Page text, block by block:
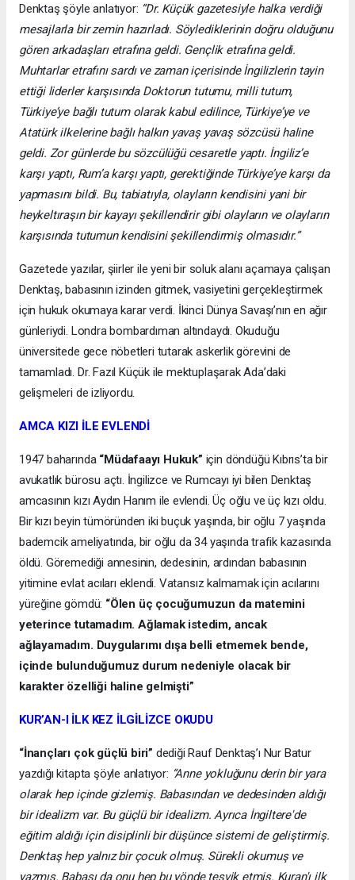
Denktaş şöyle anlatıyor: “Dr. Küçük gazetesiyle halka verdiği
mesajlarla bir zemin hazırladı. Söylediklerinin doğru olduğunu
gören arkadaşları etrafına geldi. Gençlik etrafına geldi.
Muhtarlar etrafını sardı ve zaman içerisinde İngilizlerin tayin
ettiği liderler karşısında Doktorun tutumu, milli tutum,
Türkiye’ye bağlı tutum olarak kabul edilince, Türkiye’ye ve
Atatürk ilkelerine bağlı halkın yavaş yavaş sözcüsü haline
geldi. Zor günlerde bu sözcülüğü cesaretle yaptı. İngiliz’e
karşı yaptı, Rum’a karşı yaptı, gerektiğinde Türkiye’ye karşı da
yapmasını bildi. Bu, tabiatıyla, olayların kendisini yani bir
heykeltıraşın bir kayayı şekillendirir gibi olayların ve olayların
karşısında tutumun kendisini şekillendirmiş olmasıdır.”
Gazetede yazılar, şiirler ile yeni bir soluk alanı açamaya çalışan
Denktaş, babasının izinden gitmek, vasiyetini gerçekleştirmek
için hukuk okumaya karar verdi. İkinci Dünya Savaşı’nın en ağır
günleriydi. Londra bombardıman altındaydı. Okuduğu
üniversitede gece nöbetleri tutarak askerlik görevini de
tamamladı. Dr. Fazıl Küçük ile mektuplaşarak Ada’daki
gelişmeleri de izliyordu.
AMCA KIZI İLE EVLENDİ
1947 baharında “Müdafaayı Hukuk” için döndüğü Kıbrıs’ta bir
avukatlık bürosu açtı. İngilizce ve Rumcayı iyi bilen Denktaş
amcasının kızı Aydın Hanım ile evlendi. Üç oğlu ve üç kızı oldu.
Bir kızı beyin tümöründen iki buçuk yaşında, bir oğlu 7 yaşında
bademcik ameliyatında, bir oğlu da 34 yaşında trafik kazasında
öldü. Göremediği annesinin, dedesinin, ardından babasının
yitimine evlat acıları eklendi. Vatansız kalmamak için acılarını
yüreğine gömdü: “Ölen üç çocuğumuzun da matemini
yeterince tutamadım. Ağlamak istedim, ancak
ağlayamadım. Duygularımı dışa belli etmemek bende,
içinde bulunduğumuz durum nedeniyle olacak bir
karakter özelliği haline gelmişti”
KUR’AN-I İLK KEZ İLGİLİZCE OKUDU
“İnançları çok güçlü biri” dediği Rauf Denktaş’ı Nur Batur
yazdığı kitapta şöyle anlatıyor: “Anne yokluğunu derin bir yara
olarak hep içinde gizlemiş. Babasından ve dedesinden aldığı
bir idealizm var. Bu güçlü bir idealizm. Ayrıca İngiltere'de
eğitim aldığı için disiplinli bir düşünce sistemi de geliştirmiş.
Denktaş hep yalnız bir çocuk olmuş. Sürekli okumuş ve
yazmış. Babası da onu hep bu yönde teşvik etmiş. Kuran'ı ilk